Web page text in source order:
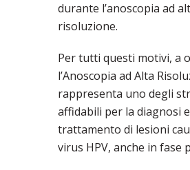
durante l’anoscopia ad
risoluzione.
Per tutti questi motivi, a
l’Anoscopia ad Alta
rappresenta uno degli
affidabili per la diagnosi
trattamento di lesioni
virus HPV, anche in fase